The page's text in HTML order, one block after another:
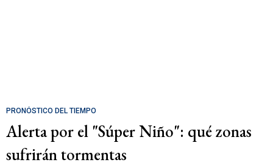
PRONÓSTICO DEL TIEMPO
Alerta por el "Súper Niño": qué zonas
sufrirán tormentas